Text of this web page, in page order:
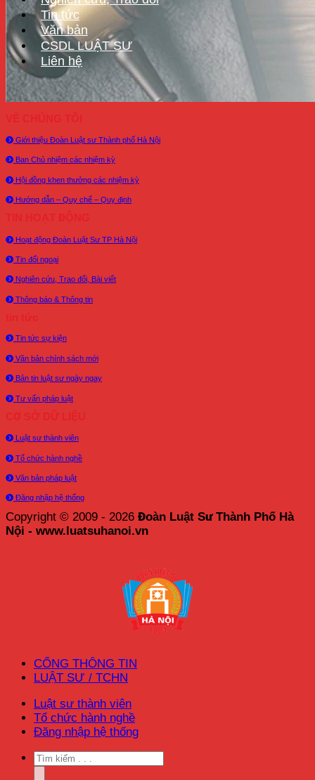
Tin tức
Văn bản
CSDL LUẬT SƯ
Liên hệ
Giới thiệu Đoàn Luật sư Thành phố Hà Nội
Ban Chủ nhiệm các nhiệm kỳ
Hội đồng khen thưởng các nhiệm kỳ
Hướng dẫn – Quy chế – Quy định
Hoạt động Đoàn Luật Sư TP Hà Nội
Tin đối ngoại
Nghiên cứu, Trao đổi, Bài viết
Thông báo & Thông tin
Tin tức sự kiện
Văn bản chính sách mới
Bản tin luật sư ngày ngay
Tư vấn pháp luật
Luật sư thành viên
Tổ chức hành nghề
Văn bản pháp luật
Đăng nhập hệ thống
Copyright © 2009 - 2026 Đoàn Luật Sư Thành Phố Hà
Nội - www.luatsuhanoi.vn
CỔNG THÔNG TIN
LUẬT SƯ / TCHN
Luật sư thành viên
Tổ chức hành nghề
Đăng nhập hệ thống